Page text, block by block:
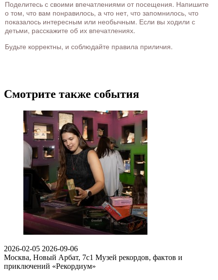
Поделитесь с своими впечатлениями от посещения. Напишите
о том, что вам понравилось, а что нет, что запомнилось, что
показалось интересным или необычным. Если вы ходили с
детьми, расскажите об их впечатлениях.
Будьте корректны, и соблюдайте правила приличия.
Смотрите также события
2026-02-05 2026-09-06
Москва, Новый Арбат, 7с1 Музей рекордов, фактов и
приключений «Рекордиум»